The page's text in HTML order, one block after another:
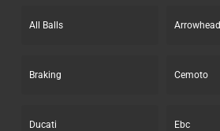
All Balls Arrowhead
Braking Cemoto
Ducati Ebc